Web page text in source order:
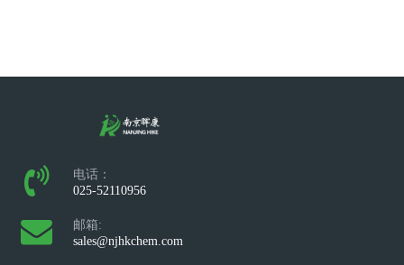
电话：
025-52110956
邮箱:
sales@njhkchem.com